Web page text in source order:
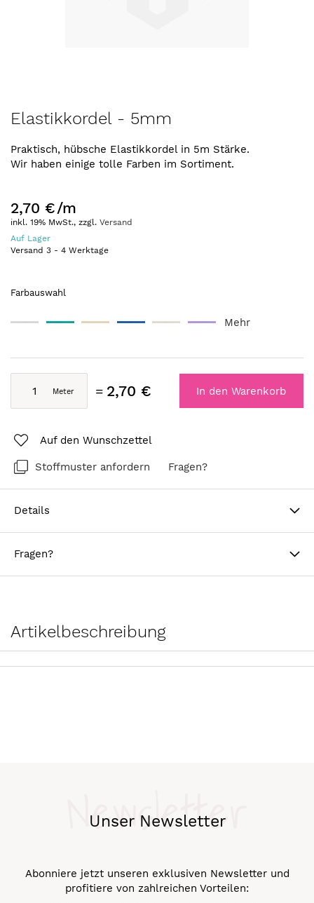
Zum
Anfang
Bildergalerie
springen
Elastikkordel - 5mm
Praktisch, hübsche Elastikkordel in 5m Stärke.
Wir haben einige tolle Farben im Sortiment.
2,70 €/m
inkl. 19% MwSt., zzgl. Versand
Auf Lager
Versand 3 - 4 Werktage
Farbauswahl
Mehr
2,70 € In den Warenkorb
Auf den Wunschzettel
Stoffmuster anfordern Fragen?
Details
Fragen?
Artikelbeschreibung
Unser Newsletter
Newsletter
Abonniere jetzt unseren exklusiven Newsletter und
profitiere von zahlreichen Vorteilen: